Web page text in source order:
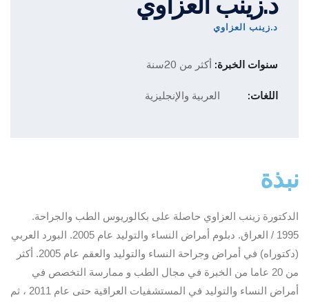
د.زينب العزاوي
د.زينب العزاوي
سنوات الخبرة: أكثر من 20سنة
اللغات: العربية والإنجليزية
نبذة
الدكتورة زينب العزاوي حاصلة على بكالوريوس الطب والجراحة.
1995 / العراق. دبلوم أمراض النساء والتوليد عام 2005. البورد العربي
(دكتوراه) في أمراض وجراحة النساء والتوليد والعقم عام 2005. أكثر
من 20 عاما من الخبرة في مجال الطب و ممارسة التخصص في
أمراض النساء والتوليد في المستشفيات العراقية حتى عام 2011 ، ثم